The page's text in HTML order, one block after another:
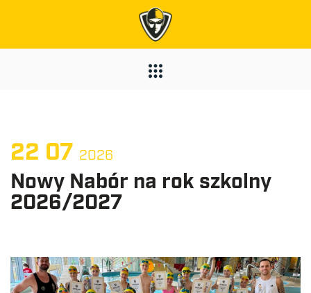
22 07 2026
Nowy Nabór na rok szkolny
2026/2027